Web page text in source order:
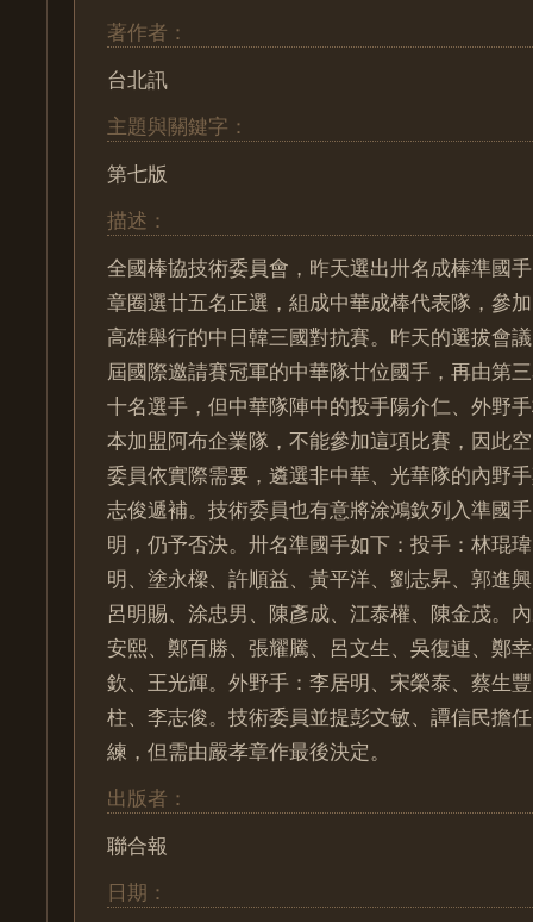
著作者：
台北訊
主題與關鍵字：
第七版
描述：
全國棒協技術委員會，昨天選出卅名成棒準國
章圈選廿五名正選，組成中華成棒代表隊，參
高雄舉行的中日韓三國對抗賽。昨天的選拔會
屆國際邀請賽冠軍的中華隊廿位國手，再由第
十名選手，但中華隊陣中的投手陽介仁、外野
本加盟阿布企業隊，不能參加這項比賽，因此
委員依實際需要，遴選非中華、光華隊的內野
志俊遞補。技術委員也有意將涂鴻欽列入準國
明，仍予否決。卅名準國手如下：投手：林琨
明、塗永樑、許順益、黃平洋、劉志昇、郭進
呂明賜、涂忠男、陳彥成、江泰權、陳金茂。
安熙、鄭百勝、張耀騰、呂文生、吳復連、鄭
欽、王光輝。外野手：李居明、宋榮泰、蔡生
柱、李志俊。技術委員並提彭文敏、譚信民擔
練，但需由嚴孝章作最後決定。
出版者：
聯合報
日期：